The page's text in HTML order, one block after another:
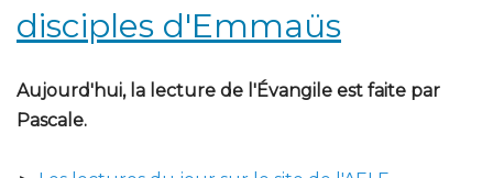
disciples d'Emmaüs
Aujourd'hui, la lecture de l'Évangile est faite par
Pascale.